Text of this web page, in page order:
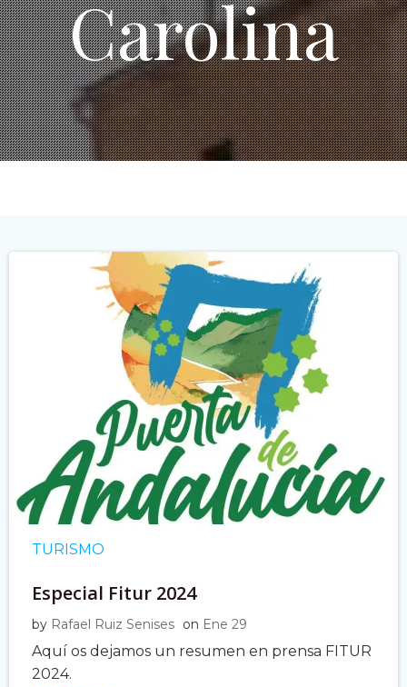
Carolina
TURISMO
Especial Fitur 2024
by Rafael Ruiz Senises on Ene 29
Aquí os dejamos un resumen en prensa FITUR
2024.